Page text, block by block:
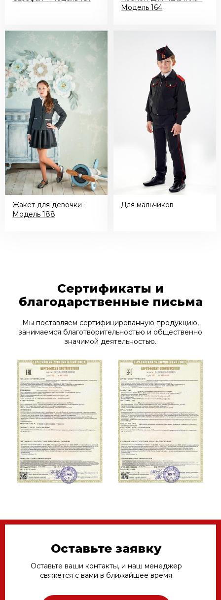
Mодель 164
Жакет для девочки -
Модель 188
Для мальчиков
Сертификаты и
благодарственные письма
Мы поставляем сертифицированную продукцию,
занимаемся благотворительностью и общественно
значимой деятельностью.
Оставьте заявку
Оставьте ваши контакты, и наш менеджер
свяжется с вами в ближайшее время